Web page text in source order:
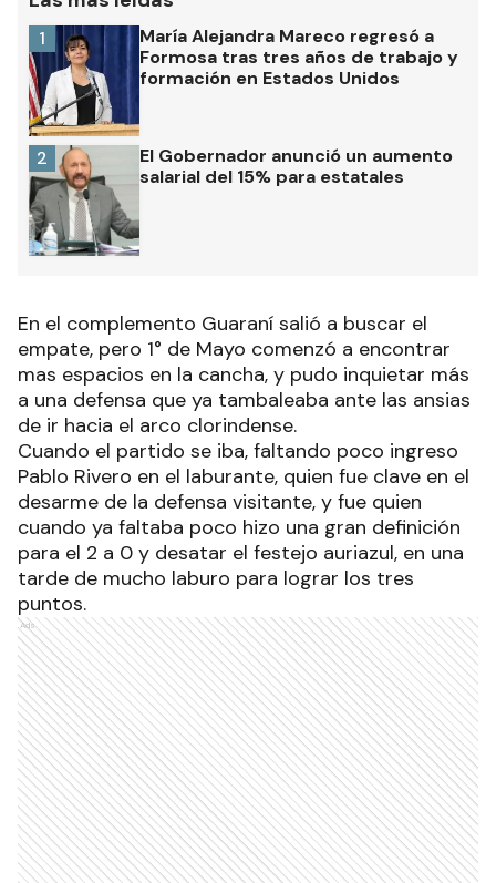
María Alejandra Mareco regresó a
Formosa tras tres años de trabajo y
formación en Estados Unidos
1
El Gobernador anunció un aumento
salarial del 15% para estatales
2
En el complemento Guaraní salió a buscar el
empate, pero 1° de Mayo comenzó a encontrar
mas espacios en la cancha, y pudo inquietar más
a una defensa que ya tambaleaba ante las ansias
de ir hacia el arco clorindense.
Cuando el partido se iba, faltando poco ingreso
Pablo Rivero en el laburante, quien fue clave en el
desarme de la defensa visitante, y fue quien
cuando ya faltaba poco hizo una gran definición
para el 2 a 0 y desatar el festejo auriazul, en una
tarde de mucho laburo para lograr los tres
puntos.
Ads